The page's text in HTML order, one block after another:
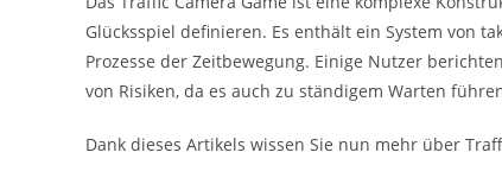
Glücksspiel definieren. Es enthält ein System von
Prozesse der Zeitbewegung. Einige Nutzer
von Risiken, da es auch zu ständigem Warten
Dank dieses Artikels wissen Sie nun mehr über